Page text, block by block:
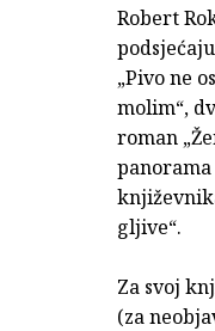
Robert
„Pivo ne
molim“,
roman
gljive“.
Za svoj
(za